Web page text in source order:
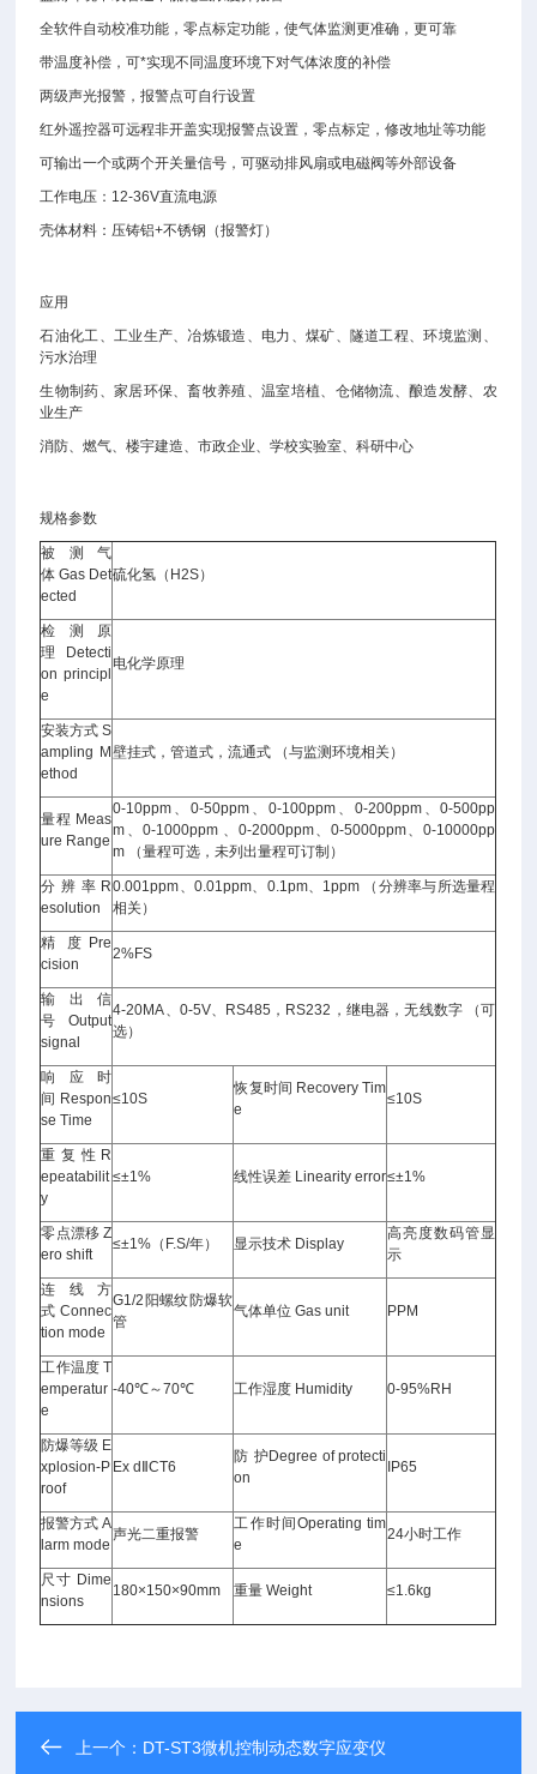
全软件自动校准功能，零点标定功能，使气体监测更准确，更可靠
带温度补偿，可*实现不同温度环境下对气体浓度的补偿
两级声光报警，报警点可自行设置
红外遥控器可远程非开盖实现报警点设置，零点标定，修改地址等功能
可输出一个或两个开关量信号，可驱动排风扇或电磁阀等外部设备
工作电压：12-36V直流电源
壳体材料：压铸铝+不锈钢（报警灯）
应用
石油化工、工业生产、冶炼锻造、电力、煤矿、隧道工程、环境监测、
污水治理
生物制药、家居环保、畜牧养殖、温室培植、仓储物流、酿造发酵、农
业生产
消防、燃气、楼宇建造、市政企业、学校实验室、科研中心
规格参数
被测气
体 Gas Det
ected
硫化氢（H2S）
检测原
理 Detecti
on principl
e
电化学原理
安装方式 S
ampling M
ethod
壁挂式，管道式，流通式 （与监测环境相关）
量程 Meas
ure Range
0-10ppm、0-50ppm、0-100ppm、0-200ppm、0-500pp
m、0-1000ppm 、0-2000ppm、0-5000ppm、0-10000pp
m （量程可选，未列出量程可订制）
分 辨 率 R
esolution
0.001ppm、0.01ppm、0.1pm、1ppm （分辨率与所选量程
相关）
精 度 Pre
cision
2%FS
输出信
号 Output
signal
4-20MA、0-5V、RS485，RS232，继电器，无线数字 （可
选）
响应时
间 Respon
se Time
≤10S
恢复时间 Recovery Tim
e
≤10S
重 复 性 R
epeatabilit
y
≤±1% 线性误差 Linearity error≤±1%
零点漂移 Z
ero shift
≤±1%（F.S/年） 显示技术 Display
高亮度数码管显
示
连线方
式 Connec
tion mode
G1/2阳螺纹防爆软
管
气体单位 Gas unit PPM
工作温度 T
emperatur
e
-40℃～70℃ 工作湿度 Humidity 0-95%RH
防爆等级 E
xplosion-P
roof
Ex dⅡCT6
防 护Degree of protecti
on
IP65
报警方式 A
larm mode
声光二重报警
工作时间Operating tim
e
24小时工作
尺寸 Dime
nsions
180×150×90mm 重量 Weight ≤1.6kg
上一个： DT-ST3微机控制动态数字应变仪